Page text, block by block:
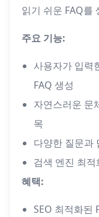
읽기 쉬운 FAQ를
주요 기능:
사용자가 입력
FAQ 생성
자연스러운 문
목
다양한 질문과
검색 엔진 최
혜택:
SEO 최적화된